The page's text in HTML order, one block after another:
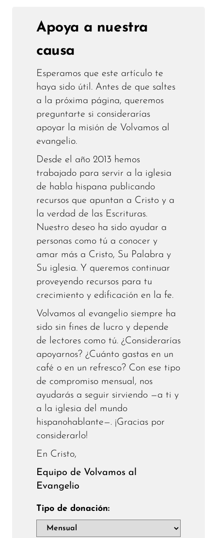
Apoya a nuestra
causa
Esperamos que este artículo te
haya sido útil. Antes de que saltes
a la próxima página, queremos
preguntarte si considerarías
apoyar la misión de Volvamos al
evangelio.
Desde el año 2013 hemos
trabajado para servir a la iglesia
de habla hispana publicando
recursos que apuntan a Cristo y a
la verdad de las Escrituras.
Nuestro deseo ha sido ayudar a
personas como tú a conocer y
amar más a Cristo, Su Palabra y
Su iglesia. Y queremos continuar
proveyendo recursos para tu
crecimiento y edificación en la fe.
Volvamos al evangelio siempre ha
sido sin fines de lucro y depende
de lectores como tú. ¿Considerarías
apoyarnos? ¿Cuánto gastas en un
café o en un refresco? Con ese tipo
de compromiso mensual, nos
ayudarás a seguir sirviendo —a ti y
a la iglesia del mundo
hispanohablante—. ¡Gracias por
considerarlo!
En Cristo,
Equipo de Volvamos al
Evangelio
Tipo de donación: